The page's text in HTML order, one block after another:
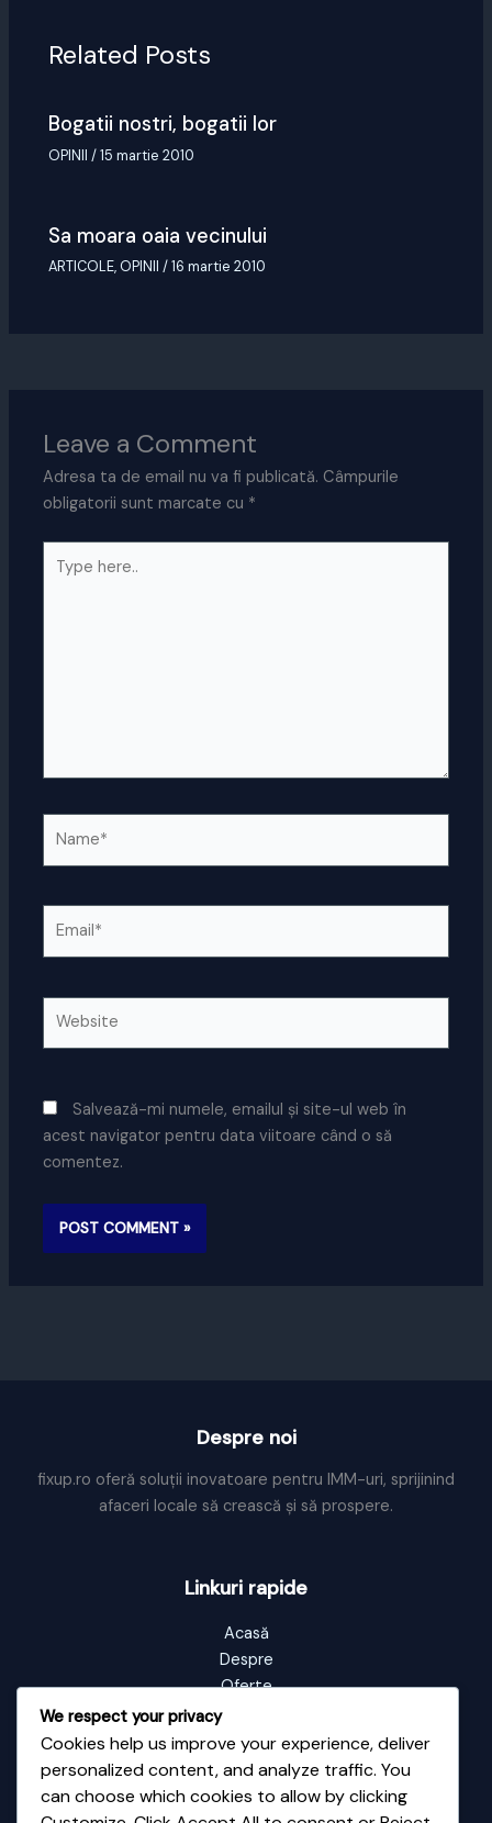
Related Posts
Bogatii nostri, bogatii lor
OPINII /15 martie 2010
Sa moara oaia vecinului
ARTICOLE, OPINII /16 martie 2010
Leave a Comment
Adresa ta de email nu va fi publicată. Câmpurile
obligatorii sunt marcate cu *
here..
Salvează-mi numele, emailul și site-ul web în
acest navigator pentru data viitoare când o să
comentez.
Despre noi
fixup.ro oferă soluții inovatoare pentru IMM-uri, sprijinind
afaceri locale să crească și să prospere.
Linkuri rapide
Acasă
Despre
Oferte
Portofoliu
Blog
Contact
We respect your privacy
Cookies help us improve your experience, deliver
personalized content, and analyze traffic. You
can choose which cookies to allow by clicking